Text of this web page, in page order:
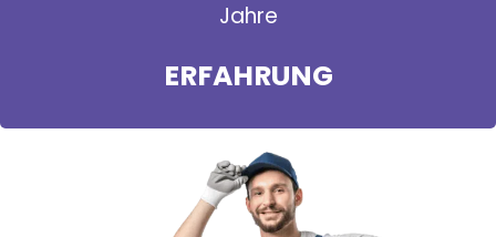
Jahre
ERFAHRUNG